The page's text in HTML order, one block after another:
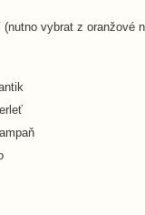
(nutno vybrat z oranžové